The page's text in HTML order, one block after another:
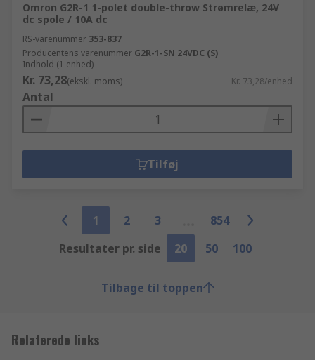
Omron G2R-1 1-polet double-throw Strømrelæ, 24V
dc spole / 10A dc
RS-varenummer 353-837
Producentens varenummer G2R-1-SN 24VDC (S)
Indhold (1 enhed)
Kr. 73,28(ekskl. moms) Kr. 73,28/enhed
Antal
Tilføj
1 2 3
854
Resultater pr. side
20 50 100
Tilbage til toppen
Relaterede links